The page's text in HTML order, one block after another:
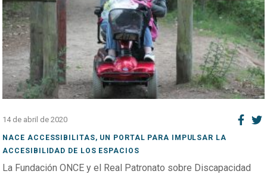
14 de abril de 2020
NACE ACCESSIBILITAS, UN PORTAL PARA IMPULSAR LA
ACCESIBILIDAD DE LOS ESPACIOS
La Fundación ONCE y el Real Patronato sobre Discapacidad